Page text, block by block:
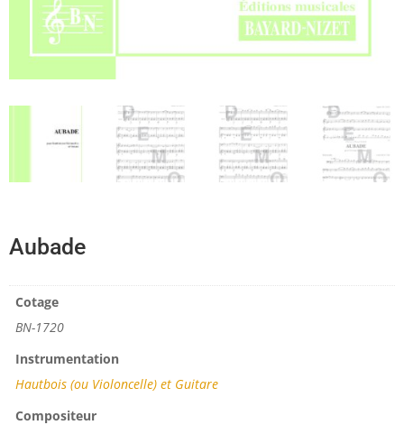
Aubade
Cotage
BN-1720
Instrumentation
Hautbois (ou Violoncelle) et Guitare
Compositeur